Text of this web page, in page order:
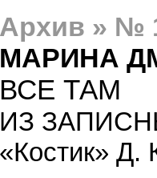
Архив » №
МАРИНА
ВСЕ ТАМ
ИЗ
«Костик» Д.